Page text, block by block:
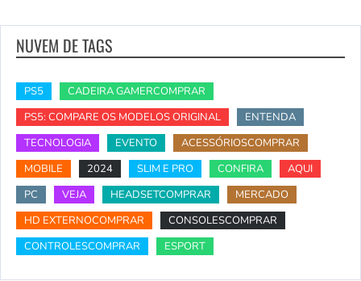
NUVEM DE TAGS
PS5
CADEIRA GAMERCOMPRAR
PS5: COMPARE OS MODELOS ORIGINAL
ENTENDA
TECNOLOGIA
EVENTO
ACESSÓRIOSCOMPRAR
MOBILE
2024 SLIM E PRO CONFIRA
AQUI
PC
VEJA HEADSETCOMPRAR
MERCADO
HD EXTERNOCOMPRAR
CONSOLESCOMPRAR
CONTROLESCOMPRAR
ESPORT